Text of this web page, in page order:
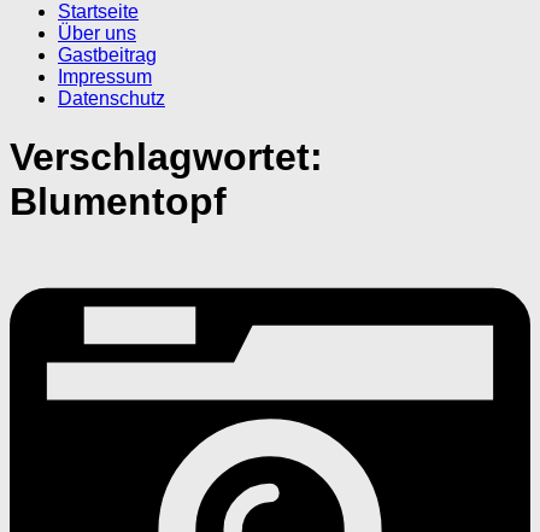
Startseite
Über uns
Gastbeitrag
Impressum
Datenschutz
Verschlagwortet:
Blumentopf